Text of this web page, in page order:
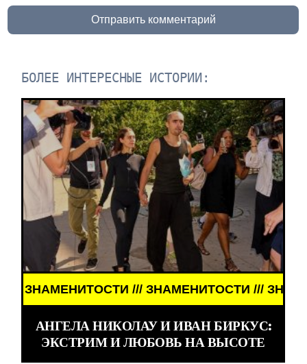
Отправить комментарий
БОЛЕЕ ИНТЕРЕСНЫЕ ИСТОРИИ:
/// ЗНАМЕНИТОСТИ ///
АНГЕЛА НИКОЛАУ И ИВАН БИРКУС:
ЭКСТРИМ И ЛЮБОВЬ НА ВЫСОТЕ